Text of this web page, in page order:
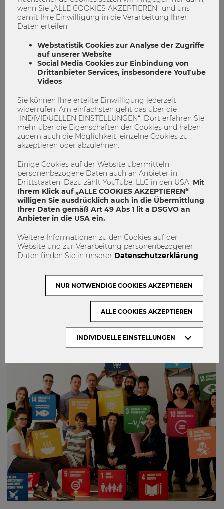
Diversität Integration
MOREProgramm
Sprachkurse
0
STUDIEREN
„Wann kommst Du wieder zum Lernen
wenn Sie „ALLE COOKIES AKZEPTIEREN“ und uns
damit Ihre Einwilligung in die Verarbeitung Ihrer
Daten erteilen:
Webstatistik Cookies zur Analyse der Zugriffe
auf unserer Website
Social Media Cookies zur Einbindung von
Drittanbieter Services, insbesondere YouTube
Videos
Sie können Ihre erteilte Einwilligung jederzeit
widerrufen. Am einfachsten geht das über die
„INDIVIDUELLEN EINSTELLUNGEN“. Dort erfahren Sie
mehr über die Eigenschaften der Cookies und haben
zudem auch die Möglichkeit, einzelne Cookies zu
akzeptieren oder abzulehnen.
Einige Cookies auf der Website übermitteln
personenbezogene Daten auch an Anbieter in
Drittstaaten. Dazu zählt YouTube, LLC in den USA. Mit
Ihrem Klick auf „ALLE COOKIES AKZEPTIEREN“
willigen Sie ausdrücklich auch in die Übermittlung
Ihrer Daten gemäß Art 49 Abs 1 lit a DSGVO an
Anbieter in die USA ein.
Weitere Informationen zu den Cookies auf der
Website und zur Verarbeitung personenbezogener
Daten finden Sie in unserer Datenschutzerklärung
INDIVIDUELLE EINSTELLUNGEN
NUR NOTWENDIGE COOKIES AKZEPTIEREN
ALLE COOKIES AKZEPTIEREN